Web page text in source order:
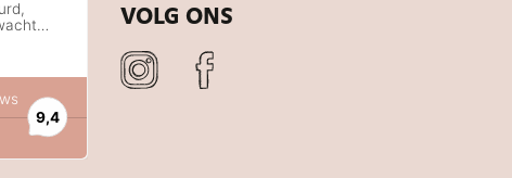
VOLG ONS